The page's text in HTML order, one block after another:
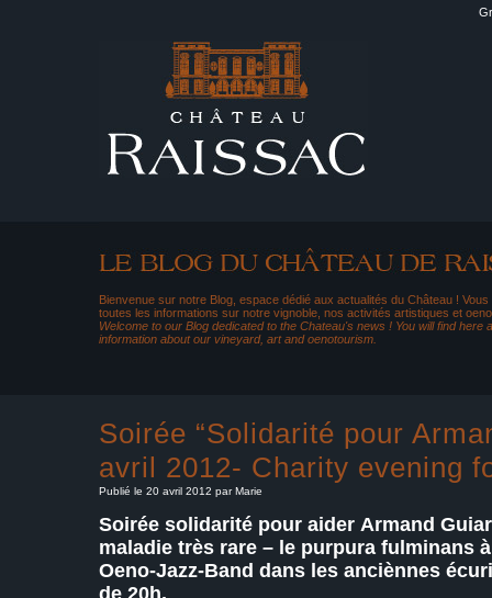
Bienvenue sur notre Blog, espace dédié aux actualités du Château !
toutes les informations sur notre vignoble, nos activités artistiques et
Welcome to our Blog dedicated to the Chateau's news ! You will find here
information about our vineyard, art and oenotourism.
Soirée “Solidarité pour
avril 2012- Charity evening
Publié le 20 avril 2012 par Marie
Soirée solidarité pour aider Armand
maladie très rare – le purpura fulminans
Oeno-Jazz-Band dans les anciènnes
de 20h.